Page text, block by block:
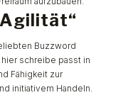
Buzzword
schreibe passt in
Fähigkeit zur
initiativem Handeln.